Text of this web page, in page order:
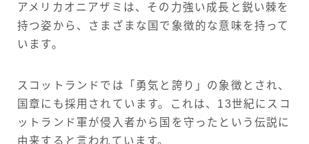
アメリカオニアザミは、その力強い成長と鋭い棘を
持つ姿から、さまざまな国で象徴的な意味を持って
います。
スコットランドでは「勇気と誇り」の象徴とされ、
国章にも採用されています。これは、13世紀にスコ
ットランド軍が侵入者から国を守ったという伝説に
由来すると言われています。